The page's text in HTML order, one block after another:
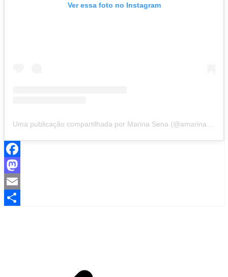
Ver essa foto no Instagram
Facebook
Mastodon
Email